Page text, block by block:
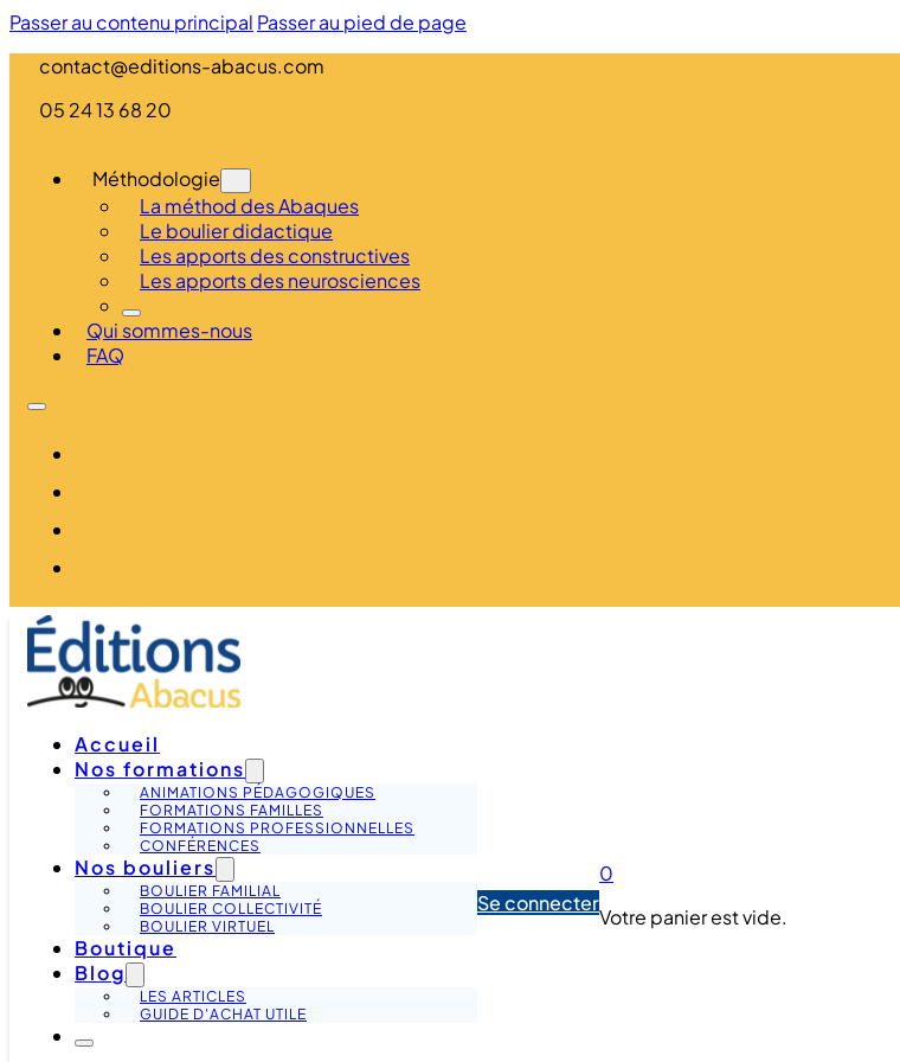
Passer au contenu principal Passer au pied de page
contact@editions-abacus.com
05 24 13 68 20
Méthodologie
La méthod des Abaques
Le boulier didactique
Les apports des constructives
Les apports des neurosciences
Qui sommes-nous
FAQ
Accueil
Nos formations
ANIMATIONS PÉDAGOGIQUES
FORMATIONS FAMILLES
FORMATIONS PROFESSIONNELLES
CONFÉRENCES
Nos bouliers
BOULIER FAMILIAL
BOULIER COLLECTIVITÉ
BOULIER VIRTUEL
Boutique
Blog
LES ARTICLES
GUIDE D'ACHAT UTILE
Se connecter
0
Votre panier est vide.